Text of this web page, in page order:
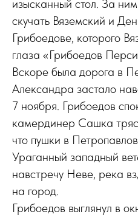
изысканный стол. За
скучать Вяземский и
Грибоедове, которого
глаза «Грибоедов
Вскоре была дорога в
Александра застало
7 ноября. Грибоедов
камердинер Сашка тряс
что пушки в
Ураганный западный
навстречу Неве, река
на город.
Грибоедов выглянул в